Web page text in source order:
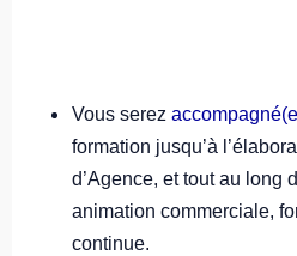
Vous serez
formation jusqu’à
d’Agence, et tout au long
animation commerciale,
continue.